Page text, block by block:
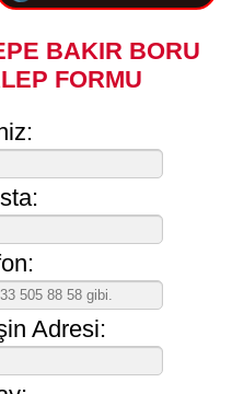
BAKIR BORU
FORMU
Adresi: